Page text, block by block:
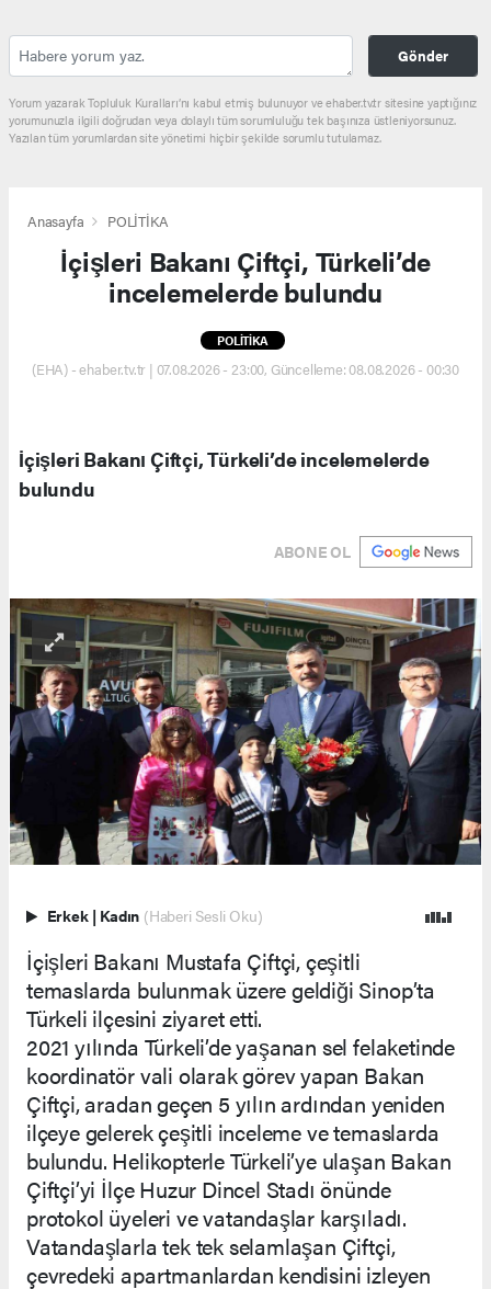
Gönder
Yorum yazarak Topluluk Kuralları’nı kabul etmiş bulunuyor ve ehaber.tv.tr sitesine yaptığınız
yorumunuzla ilgili doğrudan veya dolaylı tüm sorumluluğu tek başınıza üstleniyorsunuz.
Yazılan tüm yorumlardan site yönetimi hiçbir şekilde sorumlu tutulamaz.
Anasayfa POLİTİKA
İçişleri Bakanı Çiftçi, Türkeli’de
incelemelerde bulundu
POLİTİKA
(EHA) - ehaber.tv.tr | 07.08.2026 - 23:00, Güncelleme: 08.08.2026 - 00:30
İçişleri Bakanı Çiftçi, Türkeli’de incelemelerde
bulundu
ABONE OL
Erkek | Kadın (Haberi Sesli Oku)
İçişleri Bakanı Mustafa Çiftçi, çeşitli
temaslarda bulunmak üzere geldiği Sinop’ta
Türkeli ilçesini ziyaret etti.
2021 yılında Türkeli’de yaşanan sel felaketinde
koordinatör vali olarak görev yapan Bakan
Çiftçi, aradan geçen 5 yılın ardından yeniden
ilçeye gelerek çeşitli inceleme ve temaslarda
bulundu. Helikopterle Türkeli’ye ulaşan Bakan
Çiftçi’yi İlçe Huzur Dincel Stadı önünde
protokol üyeleri ve vatandaşlar karşıladı.
Vatandaşlarla tek tek selamlaşan Çiftçi,
çevredeki apartmanlardan kendisini izleyen